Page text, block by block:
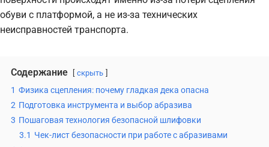
обуви с платформой, а не из-за технических
неисправностей транспорта.
Содержание скрыть
1 Физика сцепления: почему гладкая дека опасна
2 Подготовка инструмента и выбор абразива
3 Пошаговая технология безопасной шлифовки
3.1 Чек-лист безопасности при работе с абразивами